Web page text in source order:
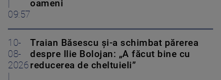
|
09:57
oameni
10-
08-
2026
|
Traian Băsescu și-a schimbat părerea
despre Ilie Bolojan: „A făcut bine cu
reducerea de cheltuieli”